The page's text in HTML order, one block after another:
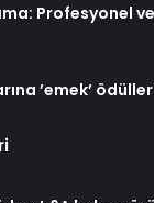
Profesyonel
’emek’